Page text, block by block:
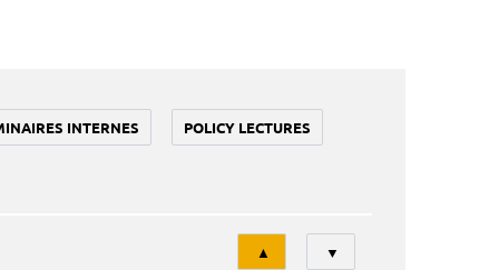
INTERNES POLICY LECTURES
Tri
▲ ▼